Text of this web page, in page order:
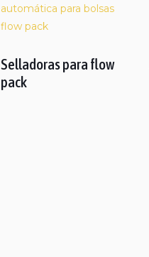
Selladoras para flow
pack